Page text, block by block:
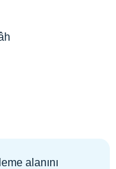
alanını